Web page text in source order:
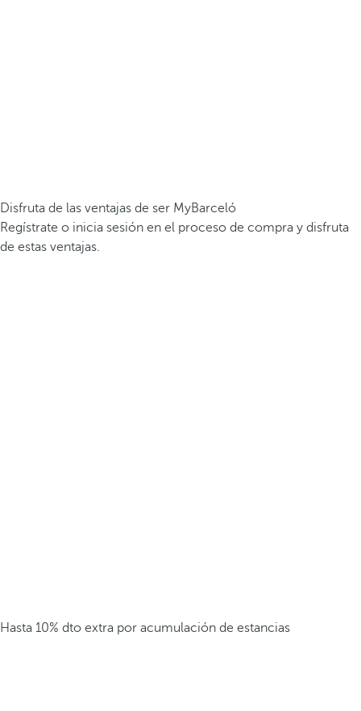
Disfruta de las ventajas de ser MyBarceló
Regístrate o inicia sesión en el proceso de compra y disfruta
de estas ventajas.
Hasta 10% dto extra por acumulación de estancias